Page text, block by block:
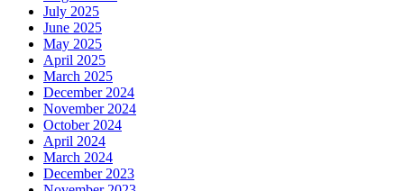
July 2025
June 2025
May 2025
April 2025
March 2025
December 2024
November 2024
October 2024
April 2024
March 2024
December 2023